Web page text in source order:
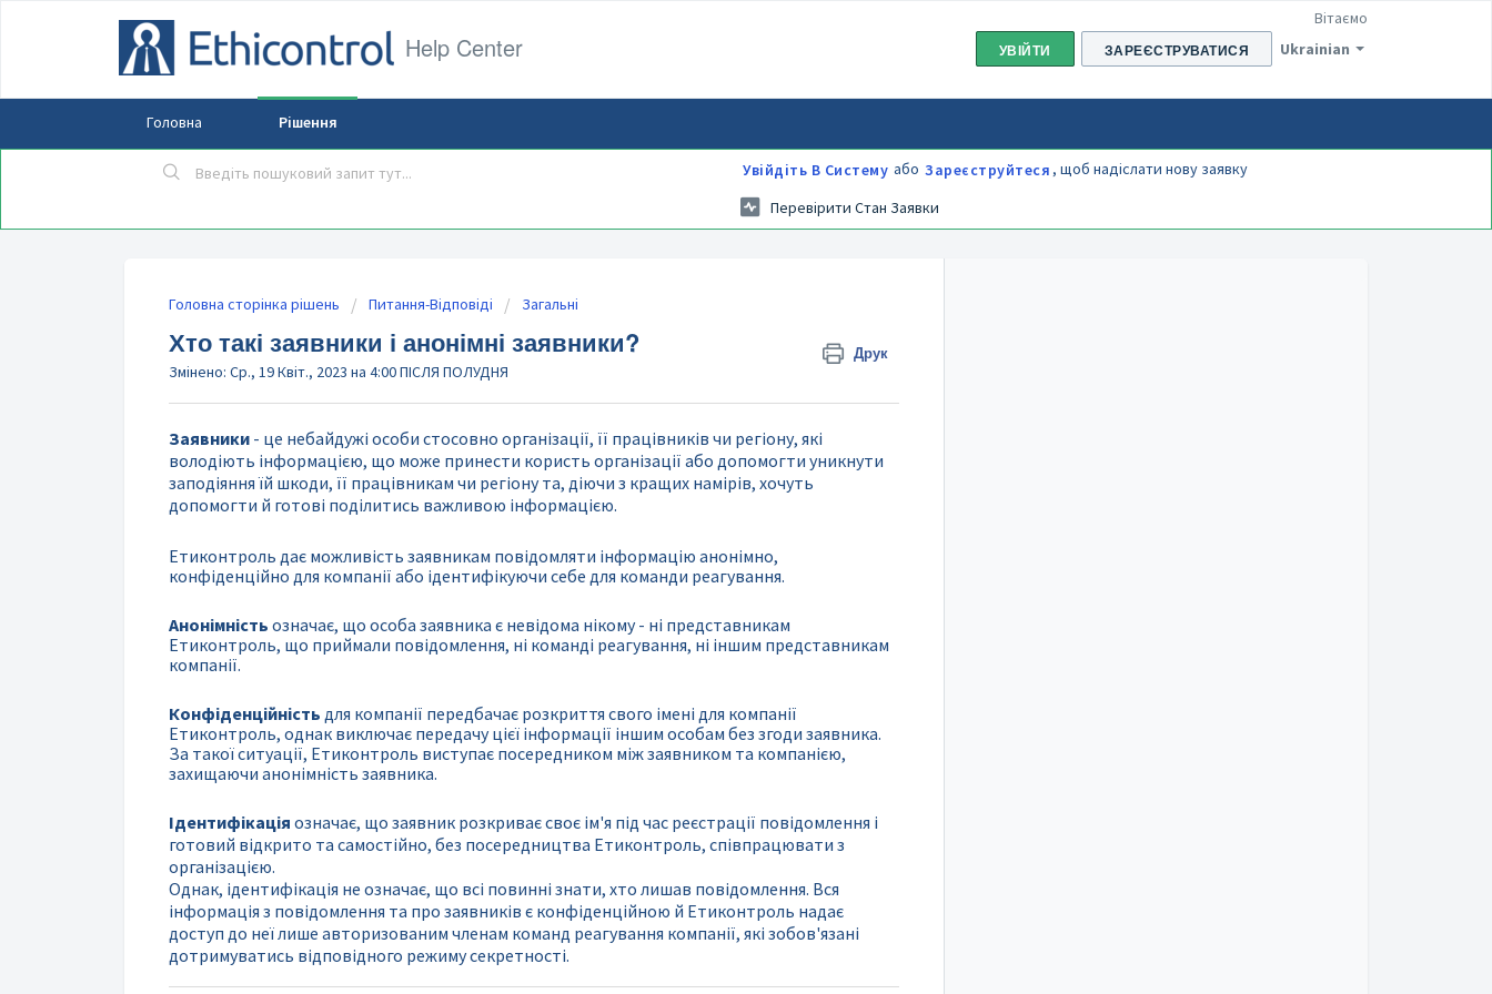
Help Center Ukrainian
Вітаємо
УВІЙТИ
ЗАРЕЄСТРУВАТИСЯ
Головна Рішення
Увійдіть В Систему або Зареєструйтеся , щоб надіслати нову заявку
Перевірити Стан Заявки
Головна сторінка рішень Питання-Відповіді Загальні
Хто такі заявники і анонімні заявники? Друк
Змінено: Ср., 19 Квіт., 2023 на 4:00 ПІСЛЯ ПОЛУДНЯ
Заявники - це небайдужі особи стосовно організації, її працівників чи регіону, які
володіють інформацією, що може принести користь організації або допомогти уникнути
заподіяння їй шкоди, її працівникам чи регіону та, діючи з кращих намірів, хочуть
допомогти й готові поділитись важливою інформацією.
Етиконтроль дає можливість заявникам повідомляти інформацію анонімно,
конфіденційно для компанії або ідентифікуючи себе для команди реагування.
Анонімність означає, що особа заявника є невідома нікому - ні представникам
Етиконтроль, що приймали повідомлення, ні команді реагування, ні іншим представникам
компанії.
Конфіденційність для компанії передбачає розкриття свого імені для компанії
Етиконтроль, однак виключає передачу цієї інформації іншим особам без згоди заявника.
За такої ситуації, Етиконтроль виступає посередником між заявником та компанією,
захищаючи анонімність заявника.
Ідентифікація означає, що заявник розкриває своє ім'я під час реєстрації повідомлення і
готовий відкрито та самостійно, без посередництва Етиконтроль, співпрацювати з
організацією.
Однак, ідентифікація не означає, що всі повинні знати, хто лишав повідомлення. Вся
інформація з повідомлення та про заявників є конфіденційною й Етиконтроль надає
доступ до неї лише авторизованим членам команд реагування компанії, які зобов'язані
дотримуватись відповідного режиму секретності.